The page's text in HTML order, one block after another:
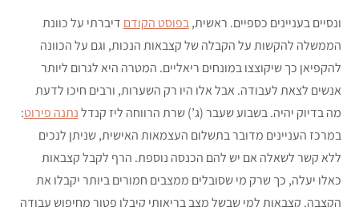
ונסיים בעניינים כספיים. ראשית,בפוסט הקודם דיברתי על כוונת
הממשלה להקשות על הקבלה של קצבאות הנכות, וגם על הכוונה
להקפיאן כך שיקוצצו במונחים ריאליים. המטרה היא לגרום ליותר
אנשים לצאת לעבודה. אבל אלו היו רק השערות, ורבים חיכו לדעת
מה בדיוק יהיה. בשבוע שעבר (ג’) שרת הרווחה ליז קנדלנתנה פירוט:
במרכז העניינים מדובר בתשלום העצמאות האישית, שניתן לנכים
ללא קשר לשאלה אם יש להם הכנסה נוספת. הרף לקבל קצבאות
כאלו יעלה, כך שרק מי שסובלים ממצבים חמורים ביותר יקבלו את
הקצבה. קצבאות למי שבשל מצב בריאותי קיבלו פטור מחיפוש עבודה